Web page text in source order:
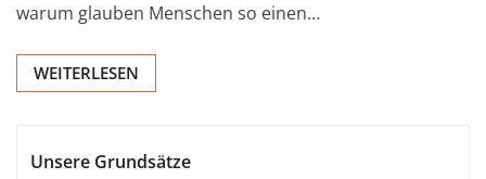
warum glauben Menschen so einen…
WEITERLESEN
Unsere Grundsätze